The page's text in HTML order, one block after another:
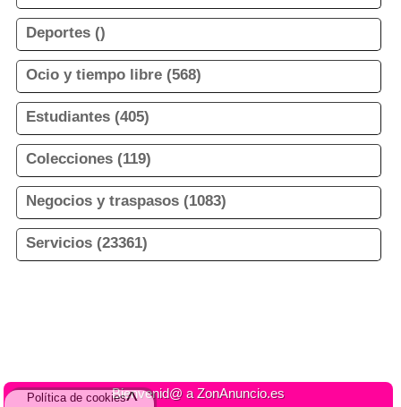
Deportes ()
Ocio y tiempo libre (568)
Estudiantes (405)
Colecciones (119)
Negocios y traspasos (1083)
Servicios (23361)
Bienvenid@ a ZonAnuncio.es
Política de cookies^